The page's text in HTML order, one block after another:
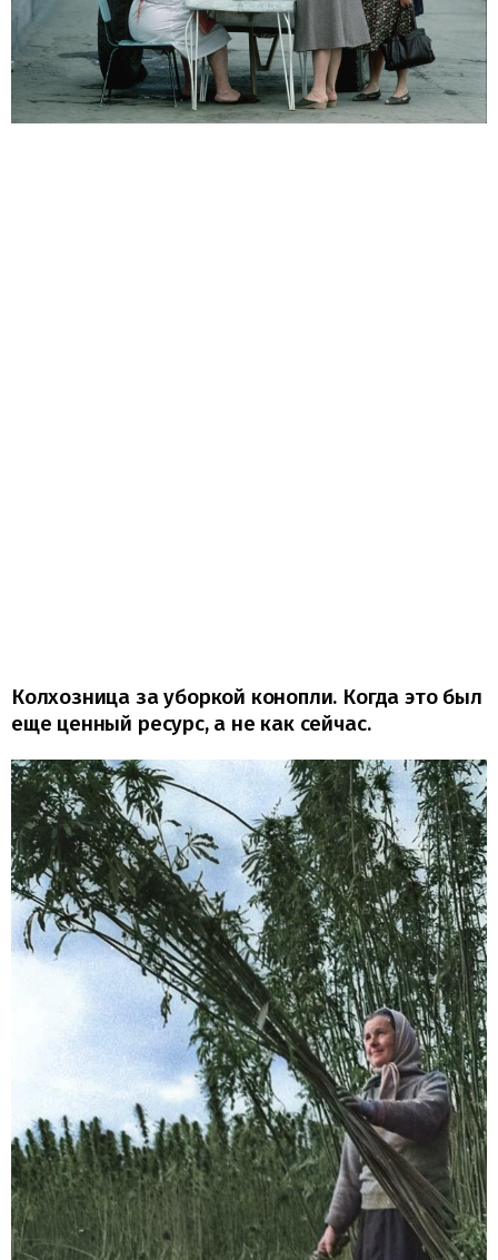
Колхозница за уборкой конопли. Когда это был
еще ценный ресурс, а не как сейчас.